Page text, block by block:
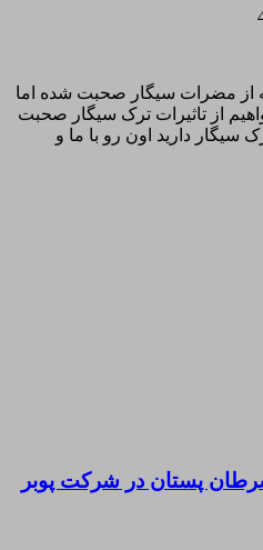
از مضرات سیگار صحبت شده اما
از تاثیرات ترک سیگار صحبت
سیگار دارید اون رو با ما و
پستان در شرکت پوبر